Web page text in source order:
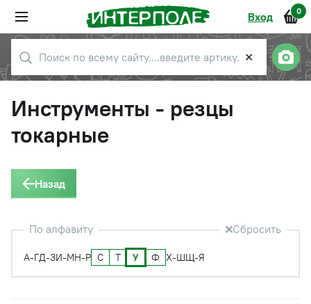
Вход 0
✕
Инструменты - резцы
токарные
Назад
По алфавиту Сбросить
А-ГД-ЗИ-МН-Р С Т У Ф Х-ШЩ-Я